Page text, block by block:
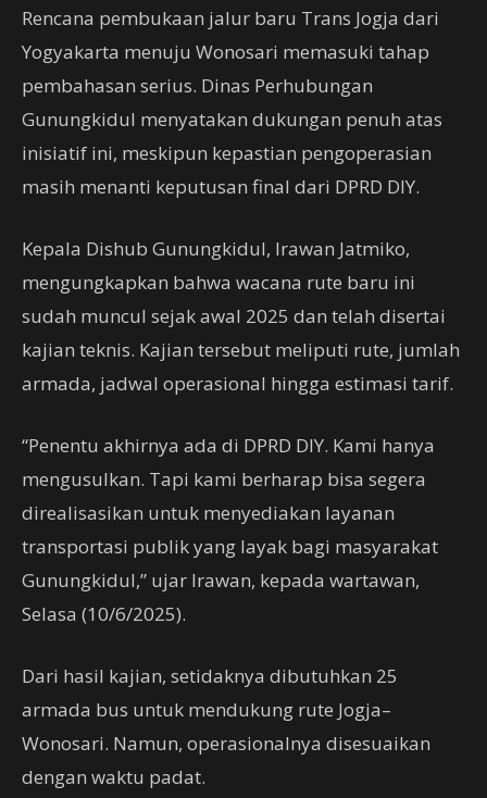
Rencana pembukaan jalur baru Trans Jogja dari
Yogyakarta menuju Wonosari memasuki tahap
pembahasan serius. Dinas Perhubungan
Gunungkidul menyatakan dukungan penuh atas
inisiatif ini, meskipun kepastian pengoperasian
masih menanti keputusan final dari DPRD DIY.
Kepala Dishub Gunungkidul, Irawan Jatmiko,
mengungkapkan bahwa wacana rute baru ini
sudah muncul sejak awal 2025 dan telah disertai
kajian teknis. Kajian tersebut meliputi rute, jumlah
armada, jadwal operasional hingga estimasi tarif.
“Penentu akhirnya ada di DPRD DIY. Kami hanya
mengusulkan. Tapi kami berharap bisa segera
direalisasikan untuk menyediakan layanan
transportasi publik yang layak bagi masyarakat
Gunungkidul,” ujar Irawan, kepada wartawan,
Selasa (10/6/2025).
Dari hasil kajian, setidaknya dibutuhkan 25
armada bus untuk mendukung rute Jogja–
Wonosari. Namun, operasionalnya disesuaikan
dengan waktu padat.